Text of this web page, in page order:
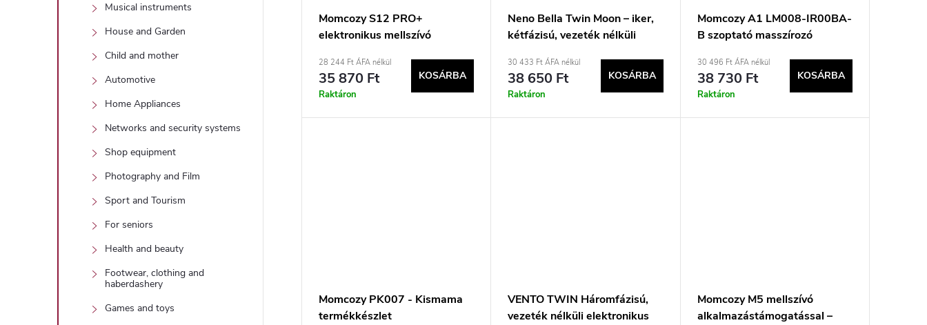
Musical instruments
House and Garden
Child and mother
Automotive
Home Appliances
Networks and security systems
Shop equipment
Photography and Film
Sport and Tourism
For seniors
Health and beauty
Footwear, clothing and
haberdashery
Games and toys
Momcozy S12 PRO+
elektronikus mellszívó
28 244 Ft ÁFA nélkül
35 870 Ft
Raktáron
KOSÁRBA
Neno Bella Twin Moon – iker,
kétfázisú, vezeték nélküli
30 433 Ft ÁFA nélkül
38 650 Ft
Raktáron
KOSÁRBA
Momcozy A1 LM008-IR00BA-
B szoptató masszírozó
30 496 Ft ÁFA nélkül
38 730 Ft
Raktáron
KOSÁRBA
Momcozy PK007 - Kismama
termékkészlet
VENTO TWIN Háromfázisú,
vezeték nélküli elektronikus
Momcozy M5 mellszívó
alkalmazástámogatással –